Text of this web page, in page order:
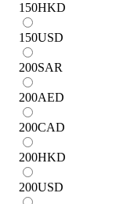
150HKD
150USD
200SAR
200AED
200CAD
200HKD
200USD